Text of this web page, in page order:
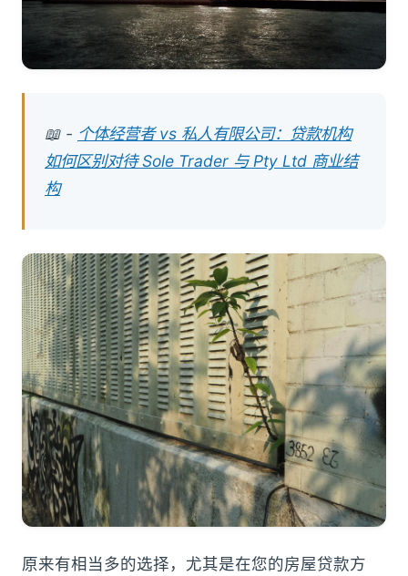
📖 - 个体经营者 vs 私人有限公司：贷款机构
如何区别对待 Sole Trader 与 Pty Ltd 商业结
构
原来有相当多的选择，尤其是在您的房屋贷款方